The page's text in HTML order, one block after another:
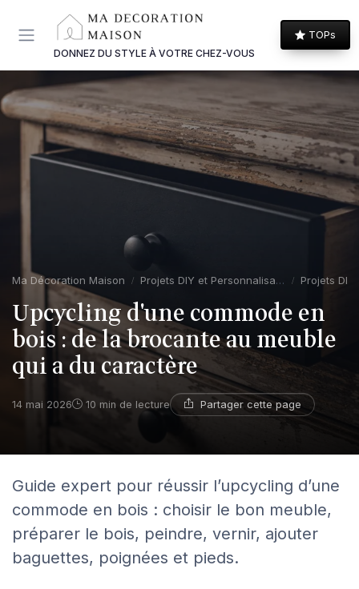
DONNEZ DU STYLE À VOTRE CHEZ-VOUS
TOPs
Ma Décoration Maison Projets DIY et Personnalisation Projets
Upcycling d'une commode en
bois : de la brocante au meuble
qui a du caractère
14 mai 2026 10 min de lecture Partager cette page
Guide expert pour réussir l’upcycling d’une
commode en bois : choisir le bon meuble,
préparer le bois, peindre, vernir, ajouter
baguettes, poignées et pieds.
Panneau de gestion des cookies